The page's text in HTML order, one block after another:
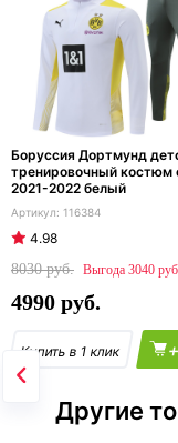
Боруссия Дортмунд
тренировочный костюм
2021-2022 белый
116384
4.98
8030
3040
4990
+
Другие